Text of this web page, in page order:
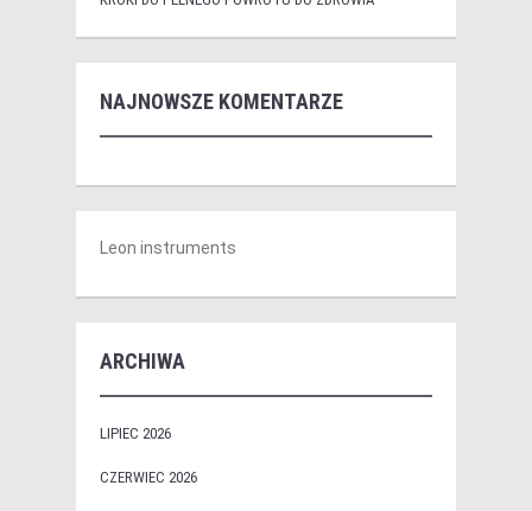
NAJNOWSZE KOMENTARZE
Leon instruments
ARCHIWA
LIPIEC 2026
CZERWIEC 2026